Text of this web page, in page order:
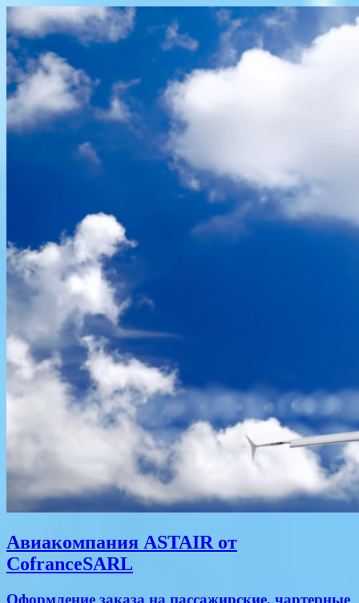
Авиакомпания ASTAIR от
CofranceSARL
Оформление заказа на пассажирские, чартерные